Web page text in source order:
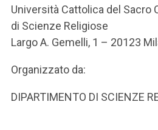
Università Cattolica del Sacro
di Scienze Religiose
Largo A. Gemelli, 1 – 20123
Organizzato da:
DIPARTIMENTO DI SCIENZE